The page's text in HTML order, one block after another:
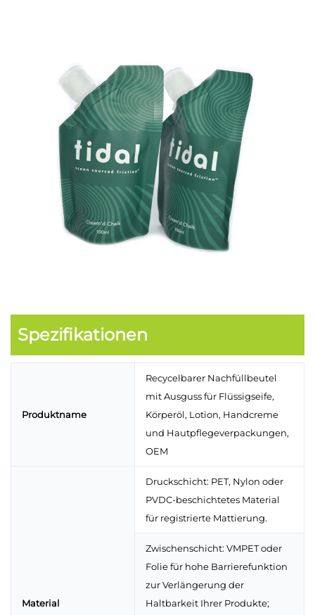
Spezifikationen
Produktname
Recycelbarer Nachfüllbeutel
mit Ausguss für Flüssigseife,
Körperöl, Lotion, Handcreme
und Hautpflegeverpackungen,
OEM
Material
Druckschicht: PET, Nylon oder
PVDC-beschichtetes Material
für registrierte Mattierung.
Zwischenschicht: VMPET oder
Folie für hohe Barrierefunktion
zur Verlängerung der
Haltbarkeit Ihrer Produkte;